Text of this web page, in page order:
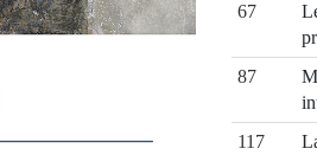
67
87
117